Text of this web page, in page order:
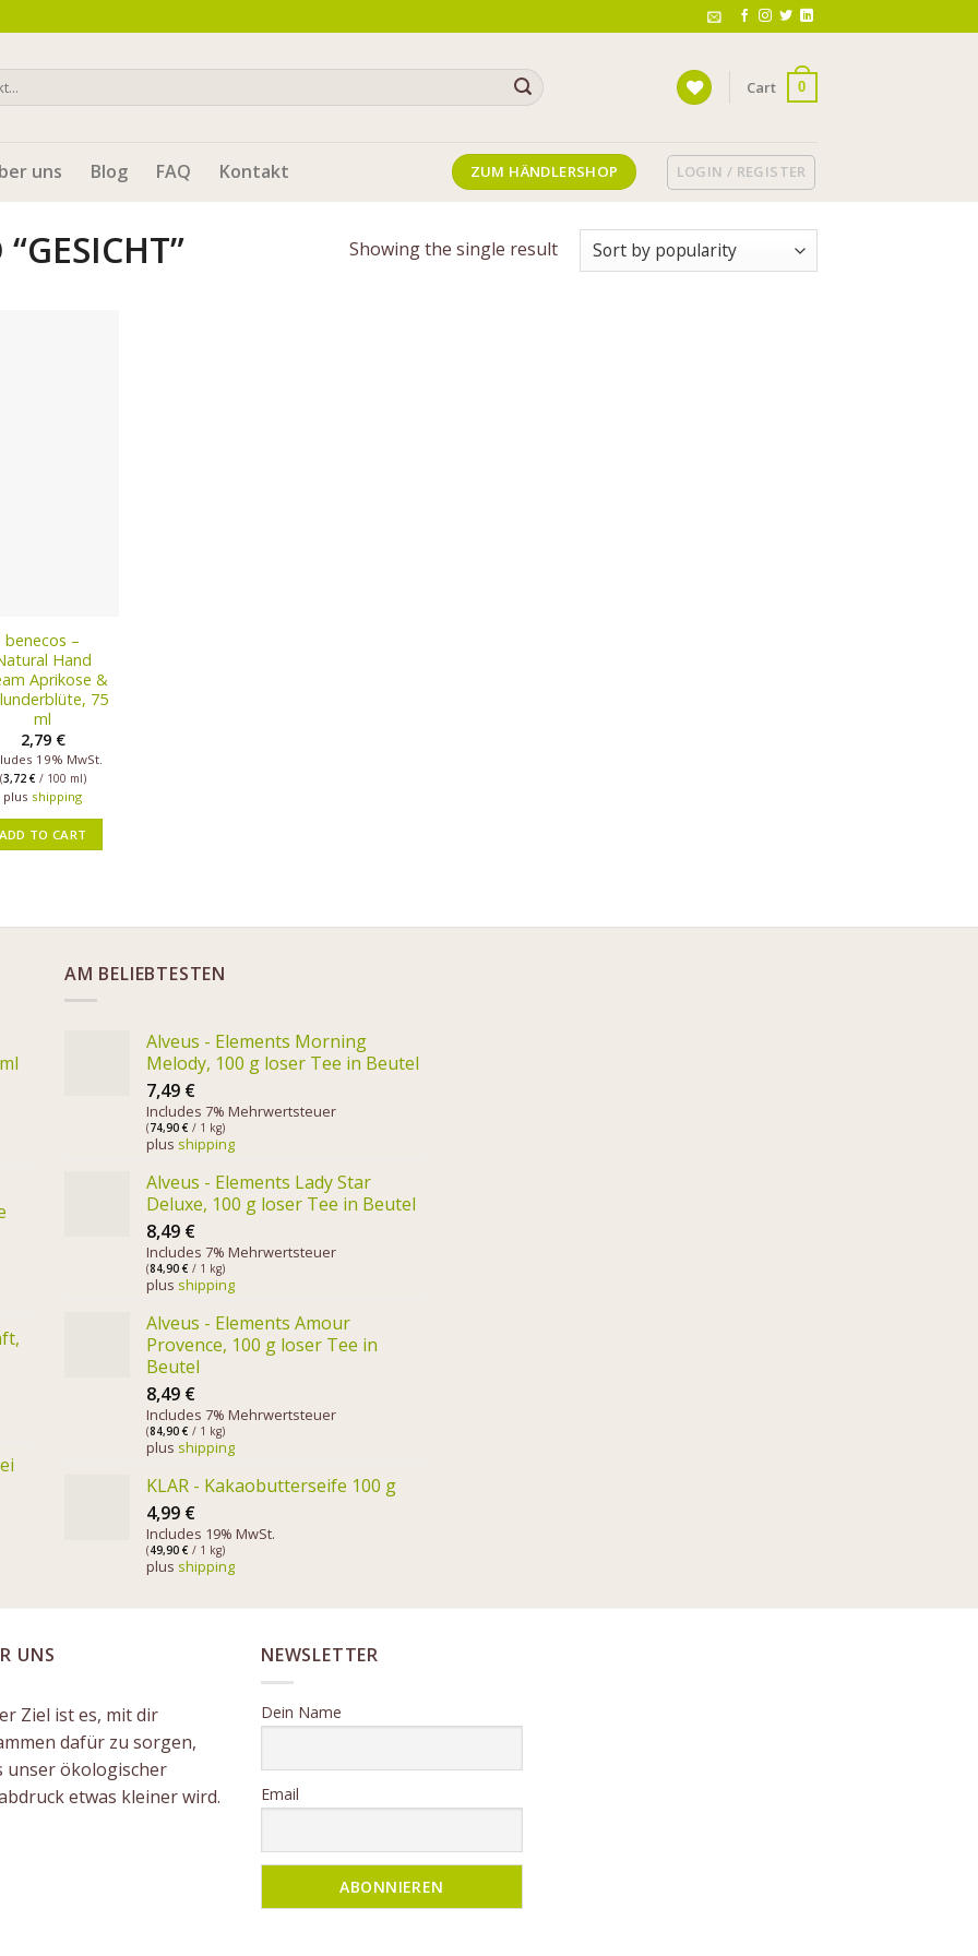
Cart 0
uns Blog FAQ Kontakt ZUM HÄNDLERSHOP LOGIN / REGISTER
Showing the single result
benecos –
Hand
Aprikose &
75
ml
2,79 €
19% MwSt.
(3,72 € / 100 ml)
plus shipping
ADD TO CART
AM BELIEBTESTEN
Alveus - Elements Morning
Melody, 100 g loser Tee in Beutel
7,49 €
Includes 7% Mehrwertsteuer
(74,90 € / 1 kg)
plus shipping
Alveus - Elements Lady Star
Deluxe, 100 g loser Tee in Beutel
8,49 €
Includes 7% Mehrwertsteuer
(84,90 € / 1 kg)
plus shipping
Alveus - Elements Amour
Provence, 100 g loser Tee in
Beutel
8,49 €
Includes 7% Mehrwertsteuer
(84,90 € / 1 kg)
plus shipping
KLAR - Kakaobutterseife 100 g
4,99 €
Includes 19% MwSt.
(49,90 € / 1 kg)
plus shipping
UNS
Ziel ist es, mit dir
dafür zu sorgen,
unser ökologischer
etwas kleiner wird.
NEWSLETTER
Dein Name
Email